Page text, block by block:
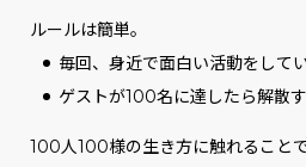
ルールは簡単。
毎回、身近で面白い活動をして
ゲストが100名に達したら解散
100人100様の生き方に触れること